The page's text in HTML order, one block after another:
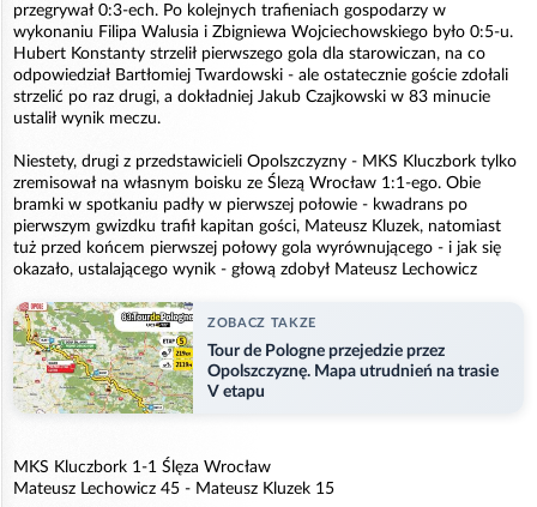
przegrywał 0:3-ech. Po kolejnych trafieniach gospodarzy w
wykonaniu Filipa Walusia i Zbigniewa Wojciechowskiego było 0:5-u.
Hubert Konstanty strzelił pierwszego gola dla starowiczan, na co
odpowiedział Bartłomiej Twardowski - ale ostatecznie goście zdołali
strzelić po raz drugi, a dokładniej Jakub Czajkowski w 83 minucie
ustalił wynik meczu.
Niestety, drugi z przedstawicieli Opolszczyzny - MKS Kluczbork tylko
zremisował na własnym boisku ze Ślezą Wrocław 1:1-ego. Obie
bramki w spotkaniu padły w pierwszej połowie - kwadrans po
pierwszym gwizdku trafił kapitan gości, Mateusz Kluzek, natomiast
tuż przed końcem pierwszej połowy gola wyrównującego - i jak się
okazało, ustalającego wynik - głową zdobył Mateusz Lechowicz
ZOBACZ TAKZE
Tour de Pologne przejedzie przez
Opolszczyznę. Mapa utrudnień na trasie
V etapu
MKS Kluczbork 1-1 Ślęza Wrocław
Mateusz Lechowicz 45 - Mateusz Kluzek 15